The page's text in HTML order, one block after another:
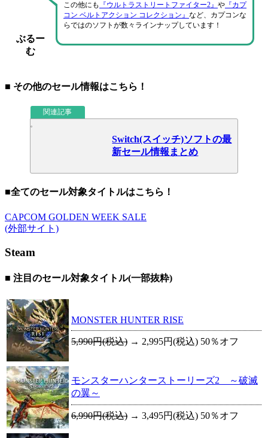
ぶるー
む
この他にも 『ウルトラストリートファイター2』 や 『カプ
コン ベルトアクション コレクション』 など、カプコンな
らではのソフトが数々ラインナップしています！
■ その他のセール情報はこちら！
関連記事
Switch(スイッチ)ソフトの最
新セール情報まとめ
■全てのセール対象タイトルはこちら！
CAPCOM GOLDEN WEEK SALE
(外部サイト)
Steam
■ 注目のセール対象タイトル(一部抜粋)
MONSTER HUNTER RISE
5,990円(税込) → 2,995円(税込) 50％オフ
モンスターハンターストーリーズ2 ～破滅
の翼～
6,990円(税込) → 3,495円(税込) 50％オフ